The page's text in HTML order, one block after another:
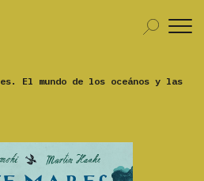
El mundo de los oceános y las